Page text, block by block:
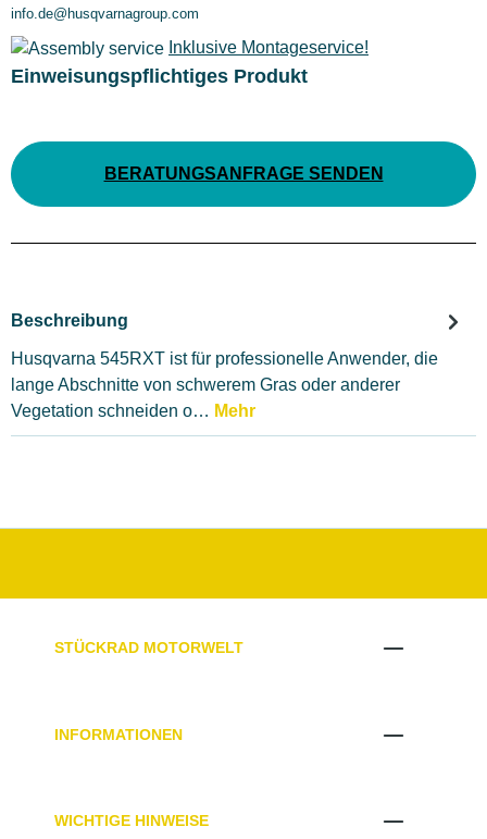
info.de@husqvarnagroup.com
Inklusive Montageservice!
Einweisungspflichtiges Produkt
BERATUNGSANFRAGE SENDEN
Beschreibung
Husqvarna 545RXT ist für professionelle Anwender, die
lange Abschnitte von schwerem Gras oder anderer
Vegetation schneiden o… Mehr
STÜCKRAD MOTORWELT
INFORMATIONEN
WICHTIGE HINWEISE